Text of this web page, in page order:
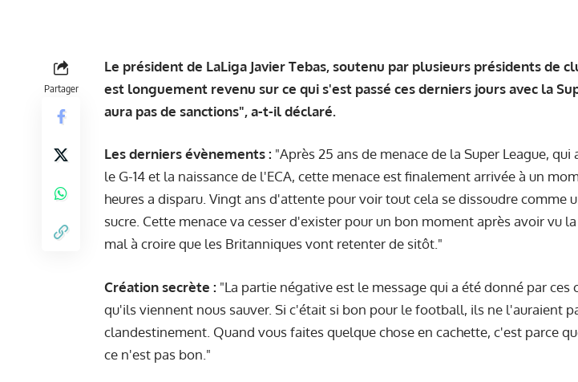
Partager
Le président de LaLiga Javier Tebas, soutenu par plusieurs présidents de
est longuement revenu sur ce qui s'est passé ces derniers jours avec la
aura pas de sanctions", a-t-il déclaré.
Les derniers évènements : "Après 25 ans de menace de la Super League, qui
le G-14 et la naissance de l'ECA, cette menace est finalement arrivée à un
heures a disparu. Vingt ans d'attente pour voir tout cela se dissoudre comme
sucre. Cette menace va cesser d'exister pour un bon moment après avoir vu
mal à croire que les Britanniques vont retenter de sitôt."
Création secrète : "La partie négative est le message qui a été donné par ces
qu'ils viennent nous sauver. Si c'était si bon pour le football, ils ne l'auraient
clandestinement. Quand vous faites quelque chose en cachette, c'est parce
ce n'est pas bon."